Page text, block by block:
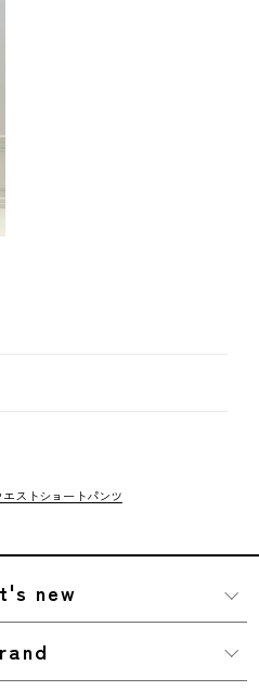
ストショートパンツ
new